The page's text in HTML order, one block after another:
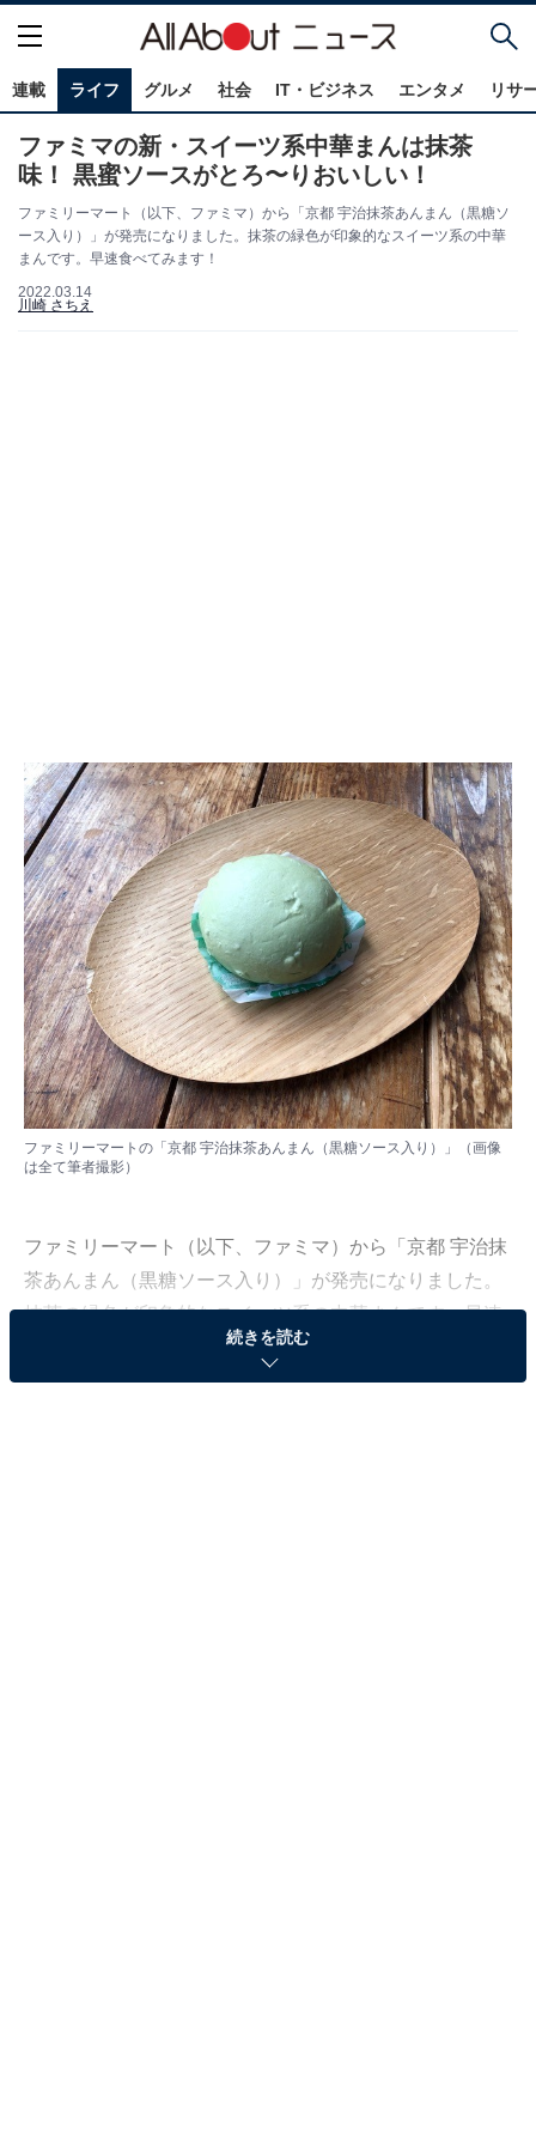
連載 ライフ グルメ 社会 IT・ビジネス エンタメ リサ
ファミマの新・スイーツ系中華まんは抹茶
味！ 黒蜜ソースがとろ〜りおいしい！
ファミリーマート（以下、ファミマ）から「京都 宇治抹茶あんまん（黒糖ソ
ース入り）」が発売になりました。抹茶の緑色が印象的なスイーツ系の中華
まんです。早速食べてみます！
2022.03.14
川崎 さちえ
ファミリーマートの「京都 宇治抹茶あんまん（黒糖ソース入り）」（画像
は全て筆者撮影）
ファミリーマート（以下、ファミマ）から「京都 宇治抹
茶あんまん（黒糖ソース入り）」が発売になりました。
抹茶の緑色が印象的なスイーツ系の中華まんです。早速
続きを読む